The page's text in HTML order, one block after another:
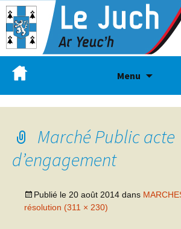
Menu
Marché Public acte
d’engagement
Publié le 20 août 2014 dans
résolution (311 × 230)